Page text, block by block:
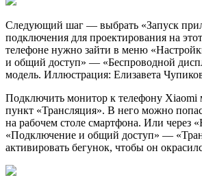
Следующий шаг — выбрать «Запуск
подключения для проектирования на
телефоне нужно зайти в меню
и общий доступ» — «Беспроводной
модель. Иллюстрация: Елизавета
Подключить монитор к телефону Xiaomi
пункт «Трансляция». В него можно
на рабочем столе смартфона. Или через
«Подключение и общий доступ» —
активировать бегунок, чтобы он